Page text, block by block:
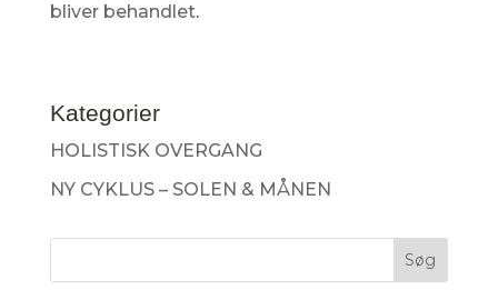
bliver behandlet.
Kategorier
HOLISTISK OVERGANG
NY CYKLUS – SOLEN & MÅNEN